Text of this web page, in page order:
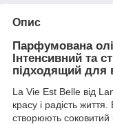
Опис
Парфумована
Інтенсивний та
підходящий для
La Vie Est Belle від
красу і радість
створюють